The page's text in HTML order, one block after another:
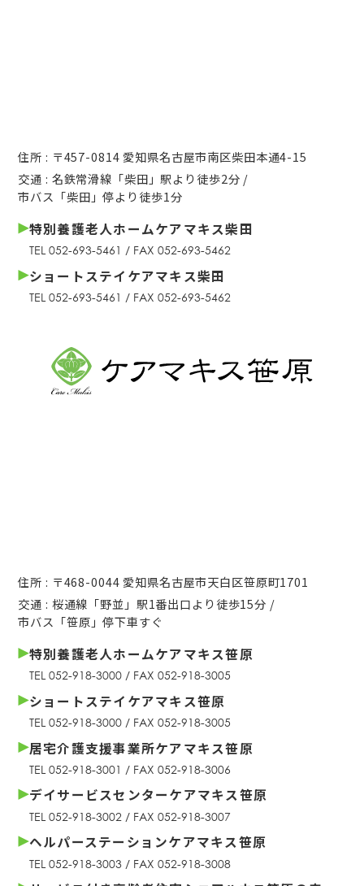
住所 : 〒457-0814 愛知県名古屋市南区柴田本通4-15
交通 : 名鉄常滑線「柴田」駅より徒歩2分 /
市バス「柴田」停より徒歩1分
特別養護老人ホームケアマキス柴田
TEL 052-693-5461 / FAX 052-693-5462
ショートステイケアマキス柴田
TEL 052-693-5461 / FAX 052-693-5462
住所 : 〒468-0044 愛知県名古屋市天白区笹原町1701
交通 : 桜通線「野並」駅1番出口より徒歩15分 /
市バス「笹原」停下車すぐ
特別養護老人ホームケアマキス笹原
TEL 052-918-3000 / FAX 052-918-3005
ショートステイケアマキス笹原
TEL 052-918-3000 / FAX 052-918-3005
居宅介護支援事業所ケアマキス笹原
TEL 052-918-3001 / FAX 052-918-3006
デイサービスセンターケアマキス笹原
TEL 052-918-3002 / FAX 052-918-3007
ヘルパーステーションケアマキス笹原
TEL 052-918-3003 / FAX 052-918-3008